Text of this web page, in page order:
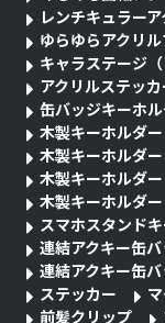
レンチキュラー
ゆらゆらアクリ
キャラステージ（
アクリルステッカ
缶バッジキーホ
木製キーホルダー
木製キーホルダー
木製キーホルダー
木製キーホルダー
スマホスタンド
連結アクキー缶バ
連結アクキー缶バ
ステッカー
前髪クリップ